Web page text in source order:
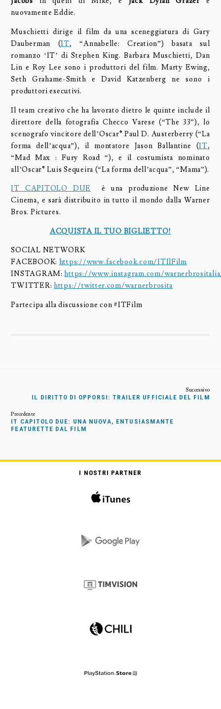
nuovamente Eddie.
Muschietti dirige il film da una sceneggiatura di Gary
Dauberman (IT, “Annabelle: Creation”) basata sul
romanzo ‘IT’ di Stephen King. Barbara Muschietti, Dan
Lin e Roy Lee sono i produttori del film. Marty Ewing,
Seth Grahame-Smith e David Katzenberg ne sono i
produttori esecutivi.
Il team creativo che ha lavorato dietro le quinte include il
direttore della fotografia Checco Varese (“The 33”), lo
scenografo vincitore dell’Oscar® Paul D. Austerberry (“La
forma dell’acqua”), il montatore Jason Ballantine (IT,
“Mad Max : Fury Road “), e il costumista nominato
all’Oscar® Luis Sequeira (“La forma dell’acqua”, “Mama”).
IT CAPITOLO DUE è una produzione New Line
Cinema, e sarà distribuito in tutto il mondo dalla Warner
Bros. Pictures.
ACQUISTA IL TUO BIGLIETTO!
SOCIAL NETWORK
FACEBOOK: https://www.facebook.com/ITIlFilm
INSTAGRAM:https://www.instagram.com/
TWITTER:https://twitter.com/warnerbrosita
Partecipa alla discussione con #ITFilm
IL DIRITTO DI OPPORSI: TRAILER UFFICIALE DEL FILM
IT CAPITOLO DUE: UNA NUOVA, ENTUSIASMANTE
FEATURETTE DAL FILM
I NOSTRI PARTNER